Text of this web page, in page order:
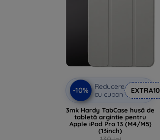
-10%
Reducere
cu cupon
EXTRA10
3mk Hardy TabCase husă de
tabletă argintie pentru
Apple iPad Pro 13 (M4/M5)
(13inch)